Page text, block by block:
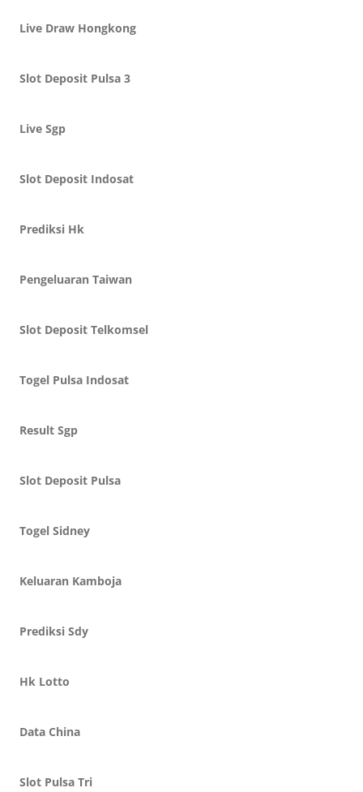
Live Draw Hongkong
Slot Deposit Pulsa 3
Live Sgp
Slot Deposit Indosat
Prediksi Hk
Pengeluaran Taiwan
Slot Deposit Telkomsel
Togel Pulsa Indosat
Result Sgp
Slot Deposit Pulsa
Togel Sidney
Keluaran Kamboja
Prediksi Sdy
Hk Lotto
Data China
Slot Pulsa Tri